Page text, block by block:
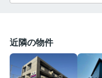
近隣の物件